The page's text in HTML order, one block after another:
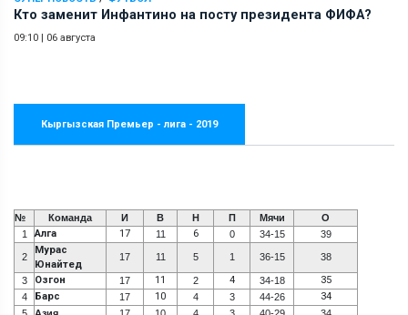
Кто заменит Инфантино на посту президента ФИФА?
09:10 | 06 августа
Кыргызская Премьер - лига - 2019
№ Команда И В Н П Мячи
О
1
Алга 17 11 6 0 34-15 39
2
Мурас
Юнайтед
17 11 5 1 36-15 38
3 Озгон 17 11 2 4 34-18 35
4 Барс 17 10 4 3 44-26 34